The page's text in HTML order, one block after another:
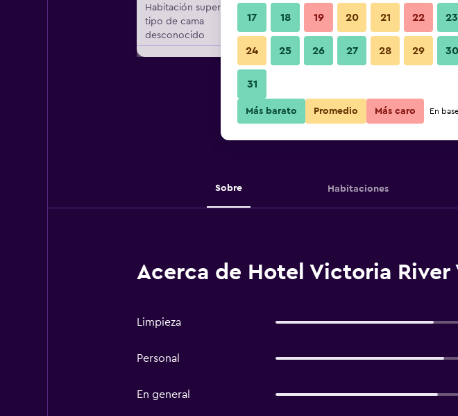
Habitación superior,
tipo de cama
desconocido
$20 Ver oferta
Sobre Habitaciones
Acerca de Hotel Victoria River
Limpieza
Personal
En general
17 18 19 20 21 22 23
24 25 26 27 28 29 30
31
Más barato Promedio Más caro En